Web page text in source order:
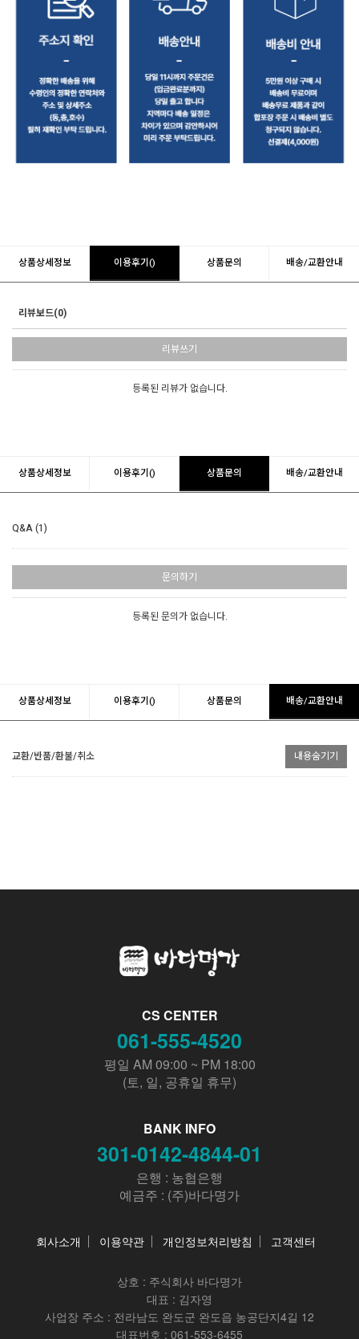
상품상세정보 이용후기() 상품문의 배송/교환안내
리뷰보드(0)
리뷰쓰기
등록된 리뷰가 없습니다.
상품상세정보 이용후기() 상품문의 배송/교환안내
Q&A (1)
문의하기
등록된 문의가 없습니다.
상품상세정보 이용후기() 상품문의 배송/교환안내
교환/반품/환불/취소 내용숨기기
CS CENTER
061-555-4520
평일 AM 09:00 ~ PM 18:00
(토, 일, 공휴일 휴무)
BANK INFO
301-0142-4844-01
은행 : 농협은행
예금주 : (주)바다명가
회사소개 이용약관 개인정보처리방침 고객센터
상호 : 주식회사 바다명가
대표 : 김자영
사업장 주소 : 전라남도 완도군 완도읍 농공단지4길 12
대표번호 : 061-553-6455